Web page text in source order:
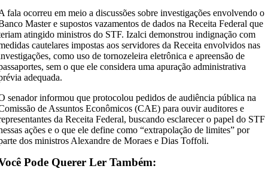
fala ocorreu em meio a discussões sobre investigações envolvendo o
Master e supostos vazamentos de dados na Receita Federal que
atingido ministros do STF. Izalci demonstrou indignação com
cautelares impostas aos servidores da Receita envolvidos nas
como uso de tornozeleira eletrônica e apreensão de
sem o que ele considera uma apuração administrativa
adequada.
senador informou que protocolou pedidos de audiência pública na
de Assuntos Econômicos (CAE) para ouvir auditores e
da Receita Federal, buscando esclarecer o papel do STF
ações e o que ele define como “extrapolação de limites” por
dos ministros Alexandre de Moraes e Dias Toffoli.
Pode Querer Ler Também: